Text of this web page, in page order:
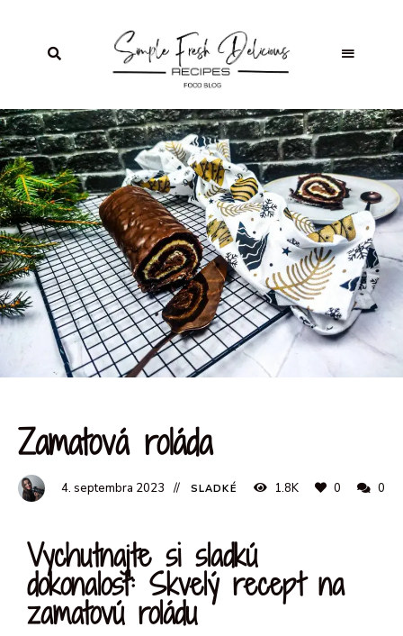
Zamatová roláda
4. septembra 2023 SLADKÉ 1.8K 0 0
Vychutnajte si sladkú
dokonalosť: Skvelý recept na
zamatovú roládu